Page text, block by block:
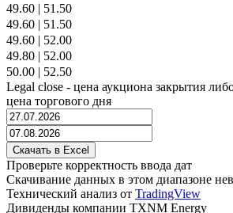
49.60 | 51.50
49.60 | 51.50
49.60 | 52.00
49.80 | 52.00
50.00 | 52.50
Legal close - цена аукциона закрытия
цена торгового дня
Проверьте корректность ввода дат
Скачивание данных в этом диапазоне
Технический анализ от TradingView
Дивиденды компании TXNM Energy